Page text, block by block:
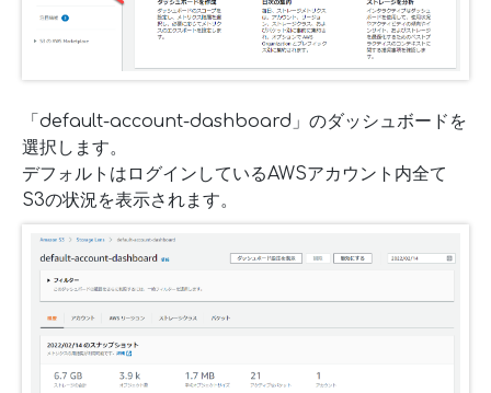
「default-account-dashboard」のダッシュボードを
選択します。
デフォルトはログインしているAWSアカウント内全て
S3の状況を表示されます。